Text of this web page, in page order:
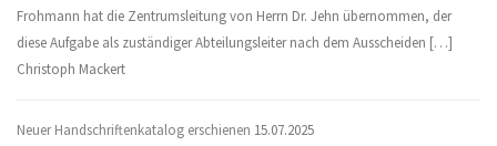
Frohmann hat die Zentrumsleitung von Herrn Dr. Jehn übernommen, der
diese Aufgabe als zuständiger Abteilungsleiter nach dem Ausscheiden […]
Christoph Mackert
Neuer Handschriftenkatalog erschienen 15.07.2025